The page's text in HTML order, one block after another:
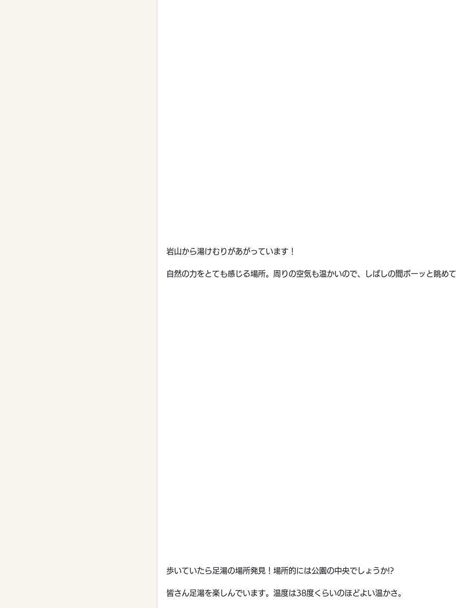
岩山から湯けむりがあがっています！
自然の力をとても感じる場所。周りの空気も温かいので、しばしの間ボーッと眺めて
歩いていたら足湯の場所発見！場所的には公園の中央でしょうか!?
皆さん足湯を楽しんでいます。温度は38度くらいのほどよい温かさ。